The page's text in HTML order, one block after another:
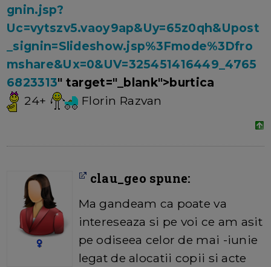
gnin.jsp?
Uc=vytszv5.vaoy9ap&Uy=65z0qh&Upost
_signin=Slideshow.jsp%3Fmode%3Dfro
mshare&Ux=0&UV=325451416449_4765
6823313" target="_blank">burtica
24+
Florin Razvan
clau_geo spune:
Ma gandeam ca poate va
intereseaza si pe voi ce am asit
pe odiseea celor de mai -iunie
legat de alocatii copii si acte